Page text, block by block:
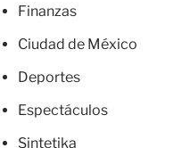
Finanzas
Ciudad de México
Deportes
Espectáculos
Sintetika